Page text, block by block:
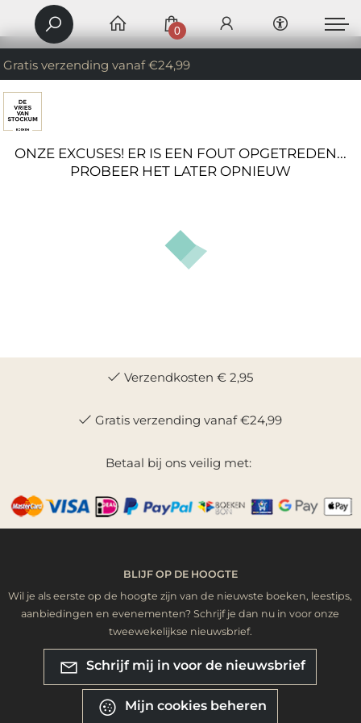
Gratis verzending vanaf €24,99
0
ONZE EXCUSES! ER IS EEN FOUT OPGETREDEN...
PROBEER HET LATER OPNIEUW
Verzendkosten € 2,95
Gratis verzending vanaf €24,99
Betaal bij ons veilig met:
BLIJF OP DE HOOGTE
Wil je als eerste op de hoogte zijn van de nieuwste boeken, leestips,
aanbiedingen en evenementen? Schrijf je dan nu in voor onze
tweewekelijkse nieuwsbrief.
Schrijf mij in voor de nieuwsbrief
Mijn cookies beheren